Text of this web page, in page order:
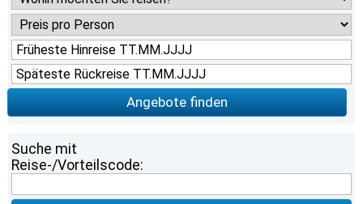
Angebote finden
Suche mit
Reise-/Vorteilscode: